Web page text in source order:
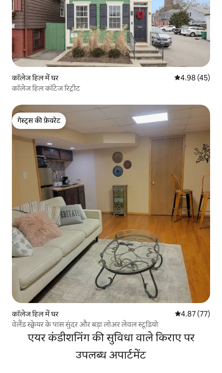
कॉलेज हिल में घर औसत रेटिंग 5 में
4.98 (45)
कॉलेज हिल कॉटेज रिट्रीट
गेस्ट्स की फ़ेवरेट
गेस्ट्स की फ़ेवरेट
कॉलेज हिल में घर औसत रेटिंग 5 में
4.87 (77)
वेलैंड स्क्वेयर के पास सुंदर और बड़ा लोअर लेवल स्टूडियो
एयर कंडीशनिंग की सुविधा वाले किराए पर
उपलब्ध अपार्टमेंट